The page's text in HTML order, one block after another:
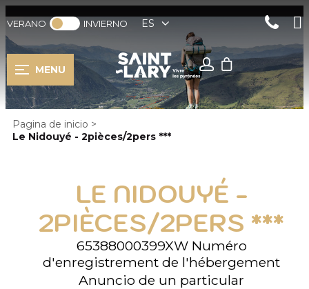
VERANO INVIERNO ES
MENU
Pagina de inicio >
Le Nidouyé - 2pièces/2pers ***
LE NIDOUYÉ -
2PIÈCES/2PERS ***
65388000399XW Numéro
d'enregistrement de l'hébergement
Anuncio de un particular